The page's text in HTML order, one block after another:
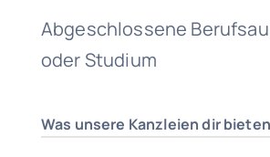
Abgeschlossene
oder Studium
Was unsere Kanzleien dir bieten